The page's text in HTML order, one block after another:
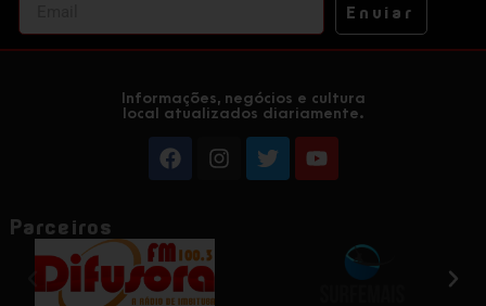
Enviar
Informações, negócios e cultura
local atualizados diariamente.
Parceiros